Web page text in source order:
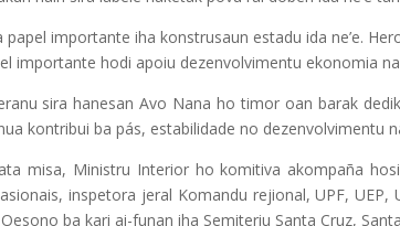
papel importante iha konstrusaun estadu ida ne’e.
importante hodi apoiu dezenvolvimentu ekonomia
sira hanesan Avo Nana ho timor oan barak
kontribui ba pás, estabilidade no dezenvolvimentu
misa, Ministru Interior ho komitiva akompaña
inspetora jeral Komandu rejional, UPF,
ba kari ai-funan iha Semiteriu Santa Cruz,